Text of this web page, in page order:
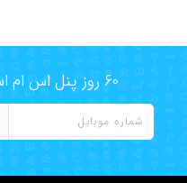
60 روز پنل اس ام اس رایگان، امتحان کنید!